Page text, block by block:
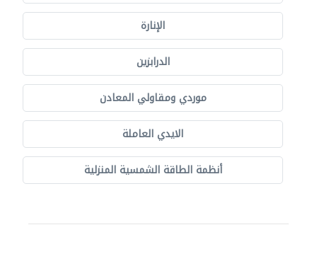
الإنارة
الدرابزين
موردي ومقاولي المعادن
الايدي العاملة
أنظمة الطاقة الشمسية المنزلية